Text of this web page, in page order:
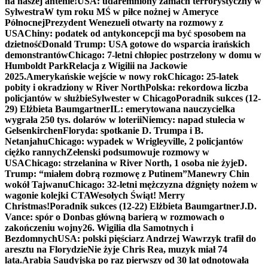
SylwestraW tym roku MŚ w piłce nożnej w Ameryce
PółnocnejPrezydent Wenezueli otwarty na rozmowy z
USAChiny: podatek od antykoncepcji ma być sposobem na
dzietnośćDonald Trump: USA gotowe do wsparcia irańskich
demonstrantówChicago: 7-letni chłopiec postrzelony w domu w
Humboldt ParkRelacja z Wigilii na Jackowie
2025.Amerykańskie wejście w nowy rokChicago: 25-latek
pobity i okradziony w River NorthPolska: rekordowa liczba
policjantów w służbieSylwester w ChicagoPoradnik sukces (12-
29) Elżbieta BaumgartnerIL: emerytowana nauczycielka
wygrała 250 tys. dolarów w loteriiNiemcy: napad stulecia w
GelsenkirchenFloryda: spotkanie D. Trumpa i B.
NetanjahuChicago: wypadek w Wrigleyville, 2 policjantów
ciężko rannychZełenski podsumowuje rozmowy w
USAChicago: strzelanina w River North, 1 osoba nie żyjeD.
Trump: “miałem dobrą rozmowę z Putinem”Manewry Chin
wokół TajwanuChicago: 32-letni mężczyzna dźgnięty nożem w
wagonie kolejki CTAWesołych Świąt! Merry
Christmas!Poradnik sukces (12-22) Elżbieta BaumgartnerJ.D.
Vance: spór o Donbas główną barierą w rozmowach o
zakończeniu wojny26. Wigilia dla Samotnych i
BezdomnychUSA: polski pięściarz Andrzej Wawrzyk trafił do
aresztu na FlorydzieNie żyje Chris Rea, muzyk miał 74
lata.Arabia Saudyjska po raz pierwszy od 30 lat odnotowała